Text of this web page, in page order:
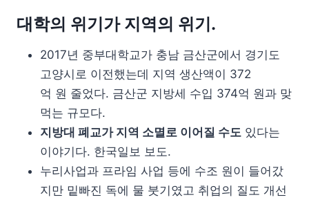
대학의 위기가 지역의 위기.
2017년 중부대학교가 충남 금산군에서 경기도
고양시로 이전했는데 지역 생산액이 372
억 원 줄었다. 금산군 지방세 수입 374억 원과 맞
먹는 규모다.
지방대 폐교가 지역 소멸로 이어질 수도 있다는
이야기다. 한국일보 보도.
누리사업과 프라임 사업 등에 수조 원이 들어갔
지만 밑빠진 독에 물 붓기였고 취업의 질도 개선